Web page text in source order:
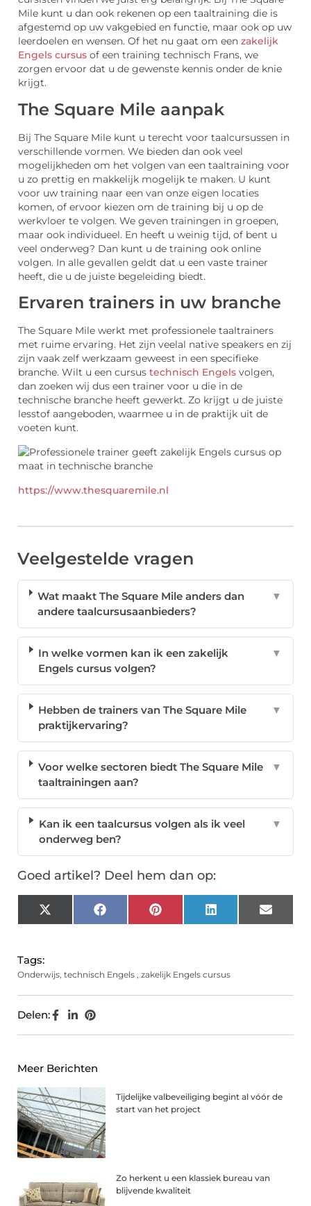
Mile kunt u dan ook rekenen op een taaltraining die is
afgestemd op uw vakgebied en functie, maar ook op uw
leerdoelen en wensen. Of het nu gaat om een zakelijk
Engels cursus of een training technisch Frans, we
zorgen ervoor dat u de gewenste kennis onder de knie
krijgt.
The Square Mile aanpak
Bij The Square Mile kunt u terecht voor taalcursussen in
verschillende vormen. We bieden dan ook veel
mogelijkheden om het volgen van een taaltraining voor
u zo prettig en makkelijk mogelijk te maken. U kunt
voor uw training naar een van onze eigen locaties
komen, of ervoor kiezen om de training bij u op de
werkvloer te volgen. We geven trainingen in groepen,
maar ook individueel. En heeft u weinig tijd, of bent u
veel onderweg? Dan kunt u de training ook online
volgen. In alle gevallen geldt dat u een vaste trainer
heeft, die u de juiste begeleiding biedt.
Ervaren trainers in uw branche
The Square Mile werkt met professionele taaltrainers
met ruime ervaring. Het zijn veelal native speakers en zij
zijn vaak zelf werkzaam geweest in een specifieke
branche. Wilt u een cursus technisch Engels volgen,
dan zoeken wij dus een trainer voor u die in de
technische branche heeft gewerkt. Zo krijgt u de juiste
lesstof aangeboden, waarmee u in de praktijk uit de
voeten kunt.
https://www.thesquaremile.nl
Veelgestelde vragen
Wat maakt The Square Mile anders dan
andere taalcursusaanbieders?
▼
In welke vormen kan ik een zakelijk
Engels cursus volgen?
▼
Hebben de trainers van The Square Mile
praktijkervaring?
▼
Voor welke sectoren biedt The Square Mile
taaltrainingen aan?
▼
Kan ik een taalcursus volgen als ik veel
onderweg ben?
▼
Goed artikel? Deel hem dan op:
X
(Twitter)
FacebookPinterest LinkedIn Email
Tags:
Onderwijs, technisch Engels , zakelijk Engels cursus
Delen:
Meer Berichten
Tijdelijke valbeveiliging begint al vóór de
start van het project
Zo herkent u een klassiek bureau van
blijvende kwaliteit